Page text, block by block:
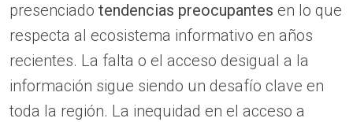
presenciado tendencias preocupantes en lo que
respecta al ecosistema informativo en años
recientes. La falta o el acceso desigual a la
información sigue siendo un desafío clave en
toda la región. La inequidad en el acceso a